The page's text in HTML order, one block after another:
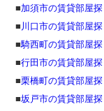
■加須市の賃貸部屋探
■ 川口市の賃貸部屋探
■騎西町の賃貸部屋探
■行田市の賃貸部屋探
■栗橋町の賃貸部屋探
■坂戸市の賃貸部屋探